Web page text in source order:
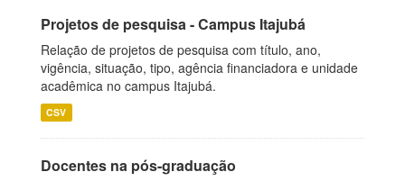
Projetos de pesquisa - Campus Itajubá
Relação de projetos de pesquisa com título, ano,
vigência, situação, tipo, agência financiadora e unidade
acadêmica no campus Itajubá.
CSV
Docentes na pós-graduação